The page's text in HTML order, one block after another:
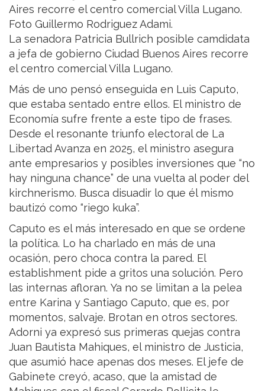
La senadora Patricia Bullrich posible camdidata
a jefa de gobierno Ciudad Buenos Aires recorre
el centro comercial Villa Lugano.
Más de uno pensó enseguida en Luis Caputo,
que estaba sentado entre ellos. El ministro de
Economía sufre frente a este tipo de frases.
Desde el resonante triunfo electoral de La
Libertad Avanza en 2025, el ministro asegura
ante empresarios y posibles inversiones que “no
hay ninguna chance” de una vuelta al poder del
kirchnerismo. Busca disuadir lo que él mismo
bautizó como “riego kuka”.
Caputo es el más interesado en que se ordene
la política. Lo ha charlado en más de una
ocasión, pero choca contra la pared. El
establishment pide a gritos una solución. Pero
las internas afloran. Ya no se limitan a la pelea
entre Karina y Santiago Caputo, que es, por
momentos, salvaje. Brotan en otros sectores.
Adorni ya expresó sus primeras quejas contra
Juan Bautista Mahiques, el ministro de Justicia,
que asumió hace apenas dos meses. El jefe de
Gabinete creyó, acaso, que la amistad de